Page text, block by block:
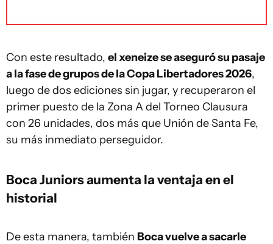
Con este resultado, el xeneize se aseguró su pasaje
a la fase de grupos de la Copa Libertadores 2026,
luego de dos ediciones sin jugar, y recuperaron el
primer puesto de la Zona A del Torneo Clausura
con 26 unidades, dos más que Unión de Santa Fe,
su más inmediato perseguidor.
Boca Juniors aumenta la ventaja en el
historial
De esta manera, también Boca vuelve a sacarle